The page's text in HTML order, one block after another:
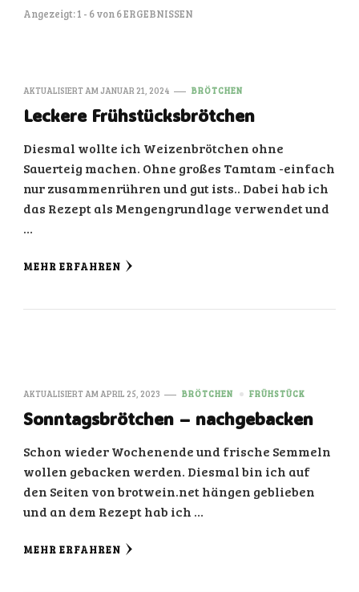
Angezeigt: 1 - 6 von 6 ERGEBNISSEN
AKTUALISIERT AMJANUAR 21, 2024 BRÖTCHEN
Leckere Frühstücksbrötchen
Diesmal wollte ich Weizenbrötchen ohne
Sauerteig machen. Ohne großes Tamtam -einfach
nur zusammenrühren und gut ists.. Dabei hab ich
das Rezept als Mengengrundlage verwendet und
…
MEHR ERFAHREN
AKTUALISIERT AMAPRIL 25, 2023 BRÖTCHEN FRÜHSTÜCK
Sonntagsbrötchen – nachgebacken
Schon wieder Wochenende und frische Semmeln
wollen gebacken werden. Diesmal bin ich auf
den Seiten von brotwein.net hängen geblieben
und an dem Rezept hab ich …
MEHR ERFAHREN